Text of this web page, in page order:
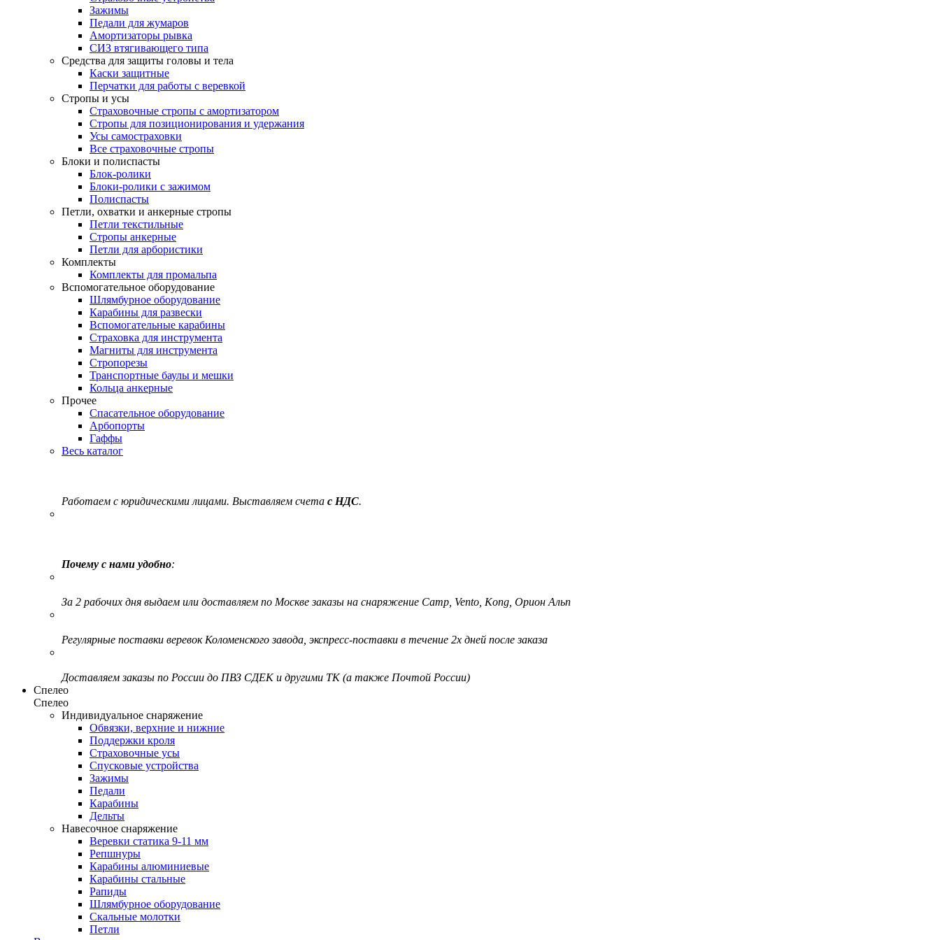
Зажимы
Педали для жумаров
Амортизаторы рывка
СИЗ втягивающего типа
Средства для защиты головы и тела
Каски защитные
Перчатки для работы с веревкой
Стропы и усы
Страховочные стропы с амортизатором
Стропы для позиционирования и удержания
Усы самостраховки
Все страховочные стропы
Блоки и полиспасты
Блок-ролики
Блоки-ролики с зажимом
Полиспасты
Петли, охватки и анкерные стропы
Петли текстильные
Стропы анкерные
Петли для арбористики
Комплекты
Комплекты для промальпа
Вспомогательное оборудование
Шлямбурное оборудование
Карабины для развески
Вспомогательные карабины
Страховка для инструмента
Магниты для инструмента
Стропорезы
Транспортные баулы и мешки
Кольца анкерные
Прочее
Спасательное оборудование
Арбопорты
Гаффы
Весь каталог
Работаем с юридическими лицами. Выставляем счета с НДС.
Почему с нами удобно:
За 2 рабочих дня выдаем или доставляем по Москве заказы на снаряжение Camp, Vento, Kong, Орион Альп
Регулярные поставки веревок Коломенского завода, экспресс-поставки в течение 2х дней после заказа
Доставляем заказы по России до ПВЗ СДЕК и другими ТК (а также Почтой России)
Спелео
Спелео
Индивидуальное снаряжение
Обвязки, верхние и нижние
Поддержки кроля
Страховочные усы
Спусковые устройства
Зажимы
Педали
Карабины
Дельты
Навесочное снаряжение
Веревки статика 9-11 мм
Репшнуры
Карабины алюминиевые
Карабины стальные
Рапиды
Шлямбурное оборудование
Скальные молотки
Петли